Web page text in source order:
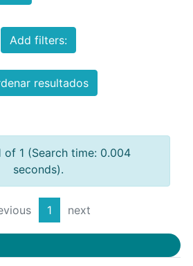
Add filters:
resultados
of 1 (Search time: 0.004
seconds).
1 next